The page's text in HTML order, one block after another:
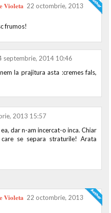
Violeta 22 octombrie, 2013
frumos!
septembrie, 2014 10:46
la prajitura asta :cremes fals,
2013 15:57
dar n-am incercat-o inca. Chiar
se separa straturile! Arata
Violeta 22 octombrie, 2013